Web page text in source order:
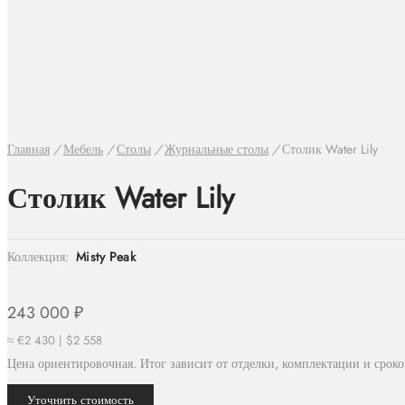
Главная / Мебель / Столы / Журнальные столы /Столик Water Lily
Столик Water Lily
Коллекция: Misty Peak
243 000 ₽
≈ €2 430 | $2 558
Цена ориентировочная. Итог зависит от отделки, комплектации и
Уточнить стоимость